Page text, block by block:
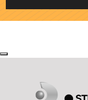
Next
Previous